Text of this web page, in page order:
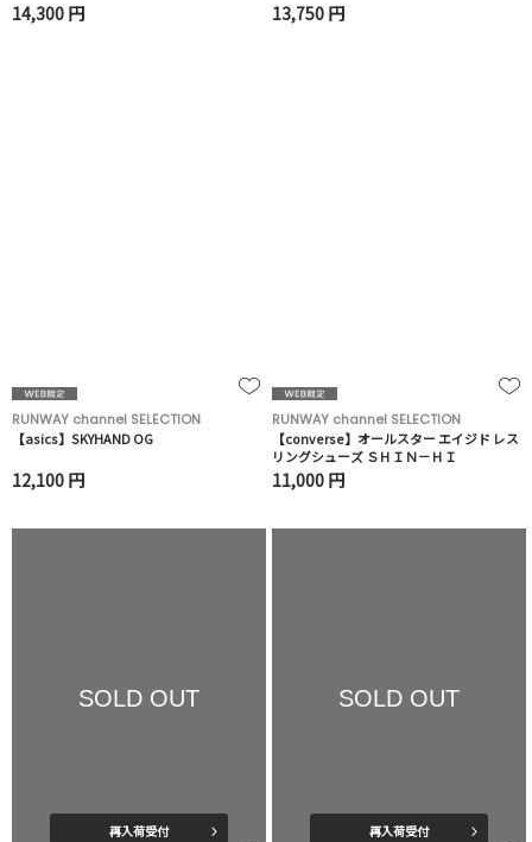
14,300 円 13,750 円
RUNWAY channel SELECTION
【asics】SKYHAND OG
12,100 円
RUNWAY channel SELECTION
【converse】オールスター エイジド レス
リングシューズ ＳＨＩＮ－ＨＩ
11,000 円
SOLD OUT
再入荷受付
SOLD OUT
再入荷受付